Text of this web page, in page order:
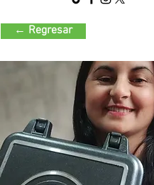
← Regresar